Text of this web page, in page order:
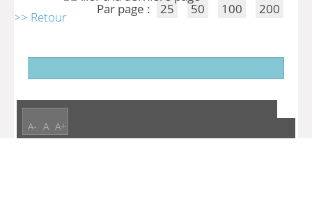
Par page :
25 50 100 200
>> Retour
A- A A+